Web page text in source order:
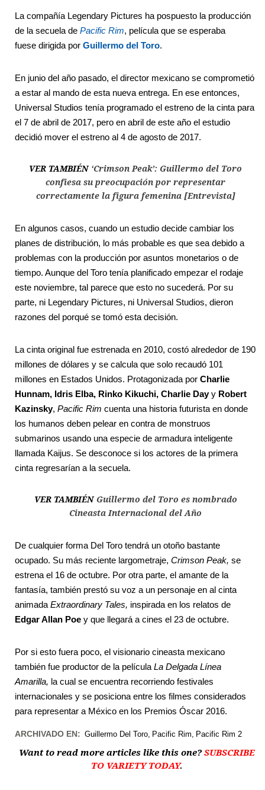
La compañía Legendary Pictures ha pospuesto la producción
de la secuela de Pacific Rim, película que se esperaba
fuese dirigida por Guillermo del Toro.
En junio del año pasado, el director mexicano se comprometió
a estar al mando de esta nueva entrega. En ese entonces,
Universal Studios tenía programado el estreno de la cinta para
el 7 de abril de 2017, pero en abril de este año el estudio
decidió mover el estreno al 4 de agosto de 2017.
VER TAMBIÉN ‘Crimson Peak’: Guillermo del Toro
confiesa su preocupación por representar
correctamente la figura femenina [Entrevista]
En algunos casos, cuando un estudio decide cambiar los
planes de distribución, lo más probable es que sea debido a
problemas con la producción por asuntos monetarios o de
tiempo. Aunque del Toro tenía planificado empezar el rodaje
este noviembre, tal parece que esto no sucederá. Por su
parte, ni Legendary Pictures, ni Universal Studios, dieron
razones del porqué se tomó esta decisión.
La cinta original fue estrenada en 2010, costó alrededor de 190
millones de dólares y se calcula que solo recaudó 101
millones en Estados Unidos. Protagonizada por Charlie
Hunnam, Idris Elba, Rinko Kikuchi, Charlie Dayy Robert
Kazinsky, Pacific Rim cuenta una historia futurista en donde
los humanos deben pelear en contra de monstruos
submarinos usando una especie de armadura inteligente
llamada Kaijus. Se desconoce si los actores de la primera
cinta regresarían a la secuela.
VER TAMBIÉN Guillermo del Toro es nombrado
Cineasta Internacional del Año
De cualquier forma Del Toro tendrá un otoño bastante
ocupado. Su más reciente largometraje, Crimson Peak, se
estrena el 16 de octubre. Por otra parte, el amante de la
fantasía, también prestó su voz a un personaje en al cinta
animada Extraordinary Tales, inspirada en los relatos de
Edgar Allan Poe y que llegará a cines el 23 de octubre.
Por si esto fuera poco, el visionario cineasta mexicano
también fue productor de la película La Delgada Línea
Amarilla, la cual se encuentra recorriendo festivales
internacionales y se posiciona entre los filmes considerados
para representar a México en los Premios Óscar 2016.
ARCHIVADO EN: Guillermo Del Toro Pacific Rim Pacific Rim 2
Want to read more articles like this one?SUBSCRIBE
TO VARIETY TODAY.